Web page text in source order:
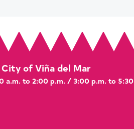
of Viña del Mar
a.m. to 2:00 p.m. / 3:00 p.m. to 5:30